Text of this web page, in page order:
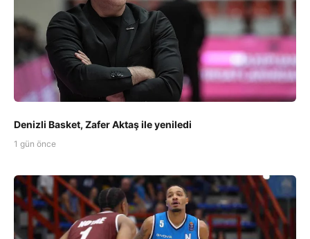
Denizli Basket, Zafer Aktaş ile yeniledi
1 gün önce